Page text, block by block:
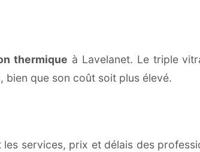
thermique à Lavelanet. Le triple
bien que son coût soit plus élevé.
services, prix et délais des